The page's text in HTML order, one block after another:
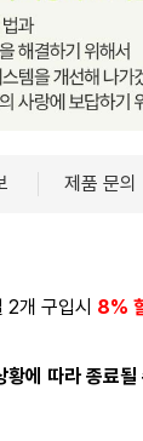
제품 문의
개 구입시 8%
에 따라 종료